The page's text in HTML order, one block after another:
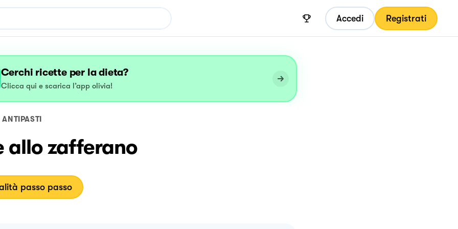
Accedi Registrati
Cerchi ricette per la dieta?
Clicca qui e scarica l’app olivia!
ANTIPASTI
allo zafferano
passo passo